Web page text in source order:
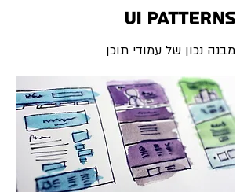
UI Patterns
מבנה נכון של עמודי תוכן